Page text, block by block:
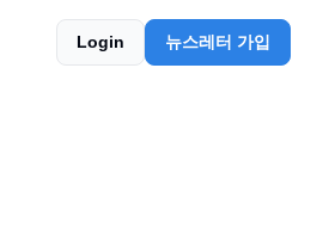
Login 뉴스레터 가입